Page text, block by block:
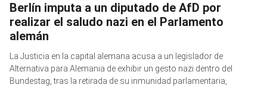
Berlín imputa a un diputado de AfD por
realizar el saludo nazi en el Parlamento
alemán
La Justicia en la capital alemana acusa a un legislador de
Alternativa para Alemania de exhibir un gesto nazi dentro del
Bundestag, tras la retirada de su inmunidad parlamentaria,